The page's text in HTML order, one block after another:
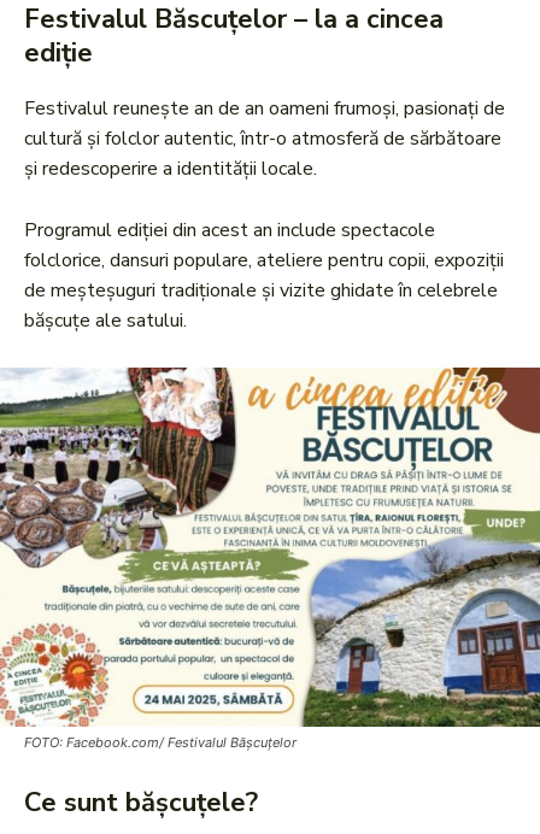
Festivalul Băscuțelor – la a cincea
ediție
Festivalul reunește an de an oameni frumoși, pasionați de
cultură și folclor autentic, într-o atmosferă de sărbătoare
și redescoperire a identității locale.
Programul ediției din acest an include spectacole
folclorice, dansuri populare, ateliere pentru copii, expoziții
de meșteșuguri tradiționale și vizite ghidate în celebrele
bășcuțe ale satului.
FOTO: Facebook.com/ Festivalul Bășcuțelor
Ce sunt bășcuțele?